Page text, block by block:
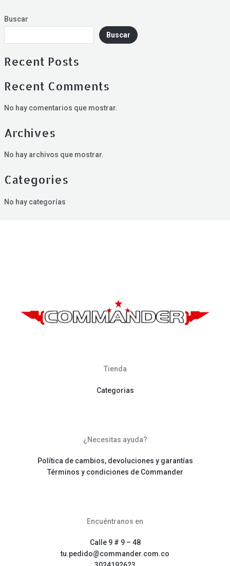
Buscar
Buscar
Recent Posts
Recent Comments
No hay comentarios que mostrar.
Archives
No hay archivos que mostrar.
Categories
No hay categorías
Tienda
Categorias
¿Necesitas ayuda?
Política de cambios, devoluciones y garantías
Términos y condiciones de Commander
Encuéntranos en
Calle 9 # 9 – 48
tu.pedido@commander.com.co